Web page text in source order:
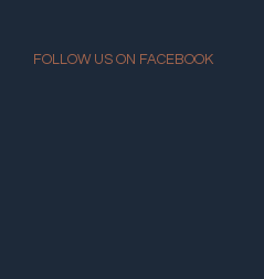
FOLLOW US ON FACEBOOK